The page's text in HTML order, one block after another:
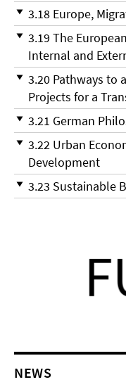
3.18 Europe,
3.19 The
Internal and
3.20 Pathways to
Projects for a
3.21 German
3.22 Urban
Development
3.23 Sustainable
NEWS